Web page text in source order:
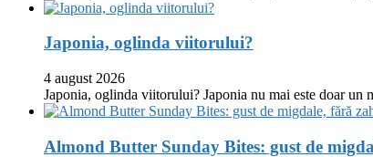
Japonia, oglinda viitorului?
4 august 2026
Japonia, oglinda viitorului? Japonia nu mai este doar un
Almond Butter Sunday Bites: gust de